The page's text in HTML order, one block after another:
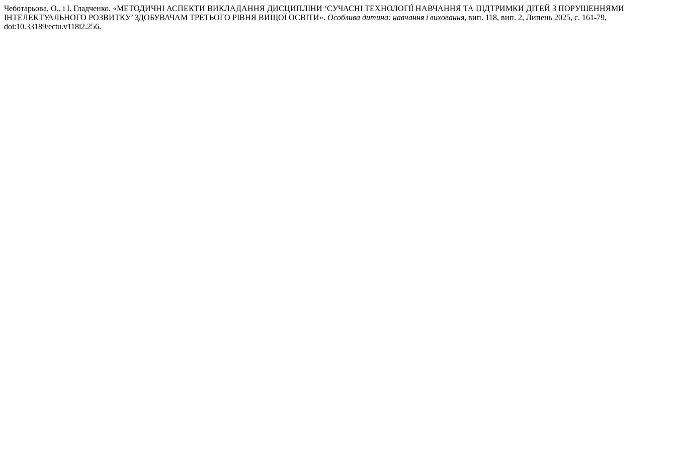
Чеботарьова, О., і І. Гладченко. «МЕТОДИЧНІ АСПЕКТИ ВИКЛАДАННЯ ДИСЦИПЛІНИ ‘СУЧАСНІ ТЕХНОЛОГІЇ НАВЧАННЯ ТА ПІДТРИМКИ ДІТЕЙ З ПОРУШЕННЯМИ
ІНТЕЛЕКТУАЛЬНОГО РОЗВИТКУ’ ЗДОБУВАЧАМ ТРЕТЬОГО РІВНЯ ВИЩОЇ ОСВІТИ». Особлива дитина: навчання і виховання, вип. 118, вип. 2, Липень 2025, с. 161-79,
doi:10.33189/ectu.v118i2.256.